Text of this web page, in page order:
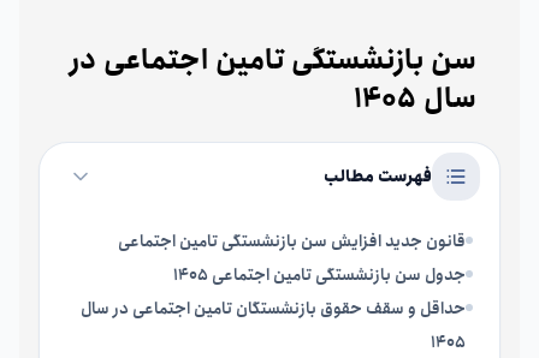
سن بازنشستگی تامین اجتماعی در
سال 1405
فهرست مطالب
قانون جدید افزایش سن بازنشستگی تامین اجتماعی
جدول سن بازنشستگی تامین اجتماعی 1405
حداقل و سقف حقوق بازنشستگان تامین اجتماعی در سال
1405